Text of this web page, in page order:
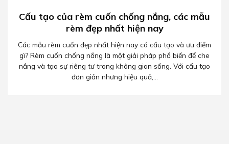
Cấu tạo của rèm cuốn chống nắng, các mẫu
rèm đẹp nhất hiện nay
Các mẫu rèm cuốn đẹp nhất hiện nay có cấu tạo và ưu điểm
gì? Rèm cuốn chống nắng là một giải pháp phổ biến để che
nắng và tạo sự riêng tư trong không gian sống. Với cấu tạo
đơn giản nhưng hiệu quả,...